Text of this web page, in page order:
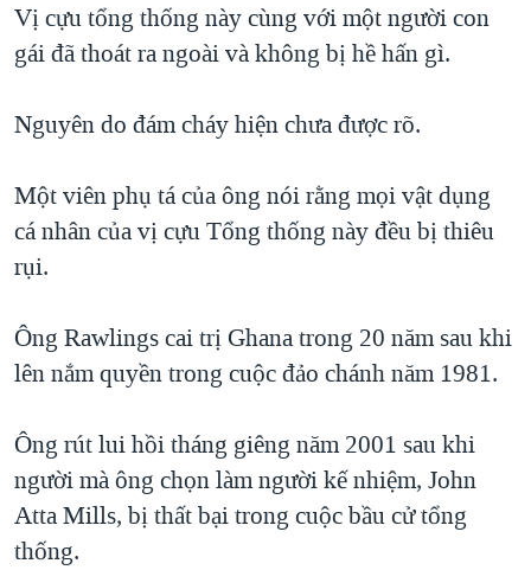
BÊN KIA QUỐC LỘ: TIẾNG VỌNG TỪ NÔNG THÔN MỸ
QUAN HỆ VIỆT MỸ
Vị cựu tổng thống này cùng với một người con
gái đã thoát ra ngoài và không bị hề hấn gì.
Nguyên do đám cháy hiện chưa được rõ.
Một viên phụ tá của ông nói rằng mọi vật dụng
cá nhân của vị cựu Tổng thống này đều bị thiêu
rụi.
Ông Rawlings cai trị Ghana trong 20 năm sau khi
lên nắm quyền trong cuộc đảo chánh năm 1981.
Ông rút lui hồi tháng giêng năm 2001 sau khi
người mà ông chọn làm người kế nhiệm, John
Atta Mills, bị thất bại trong cuộc bầu cử tổng
thống.